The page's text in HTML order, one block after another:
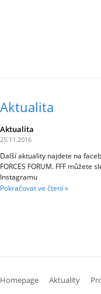
Aktualita
Aktualita
25.11.2016
Další aktuality najdete na
FORCES FORUM. FFF
Instagramu
Pokračovat ve čtení »
Homepage Aktuality